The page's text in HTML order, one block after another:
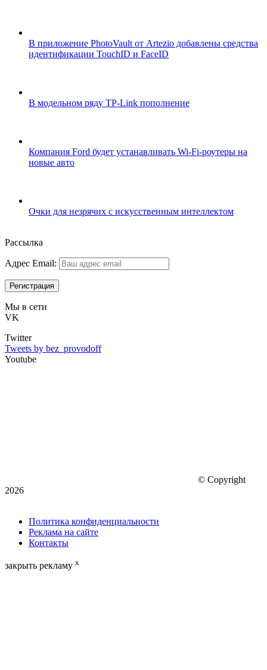
В приложение PhotoVault от Artezio добавлены средства
идентификации TouchID и FaceID
В модельном ряду TP-Link пополнение
Компания Ford будет устанавливать Wi-Fi-роутеры на
новые авто
Очки для незрячих с искусственным интеллектом
Рассылка
Адрес Email:
Мы в сети
VK
Twitter
Tweets by bez_provodoff
Youtube
© Copyright
2026
Политика конфиденциальности
Реклама на сайте
Контакты
закрыть рекламу x